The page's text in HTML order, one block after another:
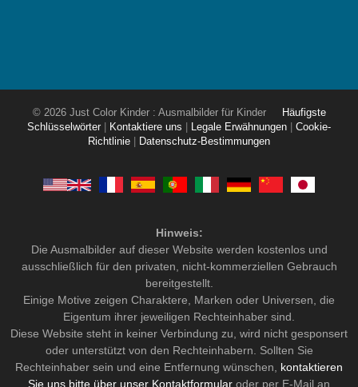
© 2026 Just Color Kinder : Ausmalbilder für Kinder
Häufigste
Schlüsselwörter
Kontaktiere uns Legale Erwähnungen
Cookie-
Richtlinie
Datenschutz-Bestimmungen
Hinweis:
Die Ausmalbilder auf dieser Website werden kostenlos und
ausschließlich für den privaten, nicht-kommerziellen Gebrauch
bereitgestellt.
Einige Motive zeigen Charaktere, Marken oder Universen, die
Eigentum ihrer jeweiligen Rechteinhaber sind.
Diese Website steht in keiner Verbindung zu, wird nicht gesponsert
oder unterstützt von den Rechteinhabern. Sollten Sie
Rechteinhaber sein und eine Entfernung wünschen, kontaktieren
Sie uns bitte über unser Kontaktformular oder per E-Mail an